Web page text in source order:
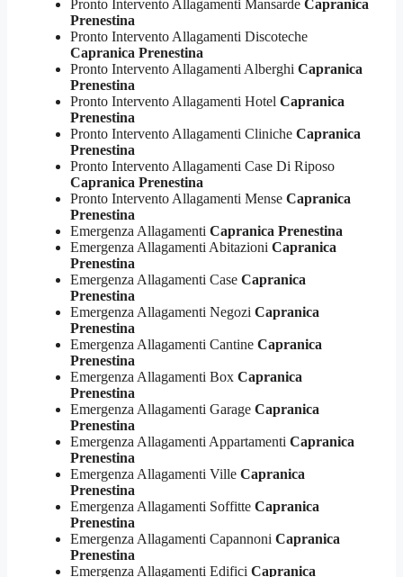
Pronto Intervento Allagamenti Mansarde Capranica
Prenestina
Pronto Intervento Allagamenti Discoteche
Capranica Prenestina
Pronto Intervento Allagamenti Alberghi Capranica
Prenestina
Pronto Intervento Allagamenti Hotel Capranica
Prenestina
Pronto Intervento Allagamenti Cliniche Capranica
Prenestina
Pronto Intervento Allagamenti Case Di Riposo
Capranica Prenestina
Pronto Intervento Allagamenti Mense Capranica
Prenestina
Emergenza Allagamenti Capranica Prenestina
Emergenza Allagamenti Abitazioni Capranica
Prenestina
Emergenza Allagamenti Case Capranica
Prenestina
Emergenza Allagamenti Negozi Capranica
Prenestina
Emergenza Allagamenti Cantine Capranica
Prenestina
Emergenza Allagamenti Box Capranica
Prenestina
Emergenza Allagamenti Garage Capranica
Prenestina
Emergenza Allagamenti Appartamenti Capranica
Prenestina
Emergenza Allagamenti Ville Capranica
Prenestina
Emergenza Allagamenti Soffitte Capranica
Prenestina
Emergenza Allagamenti Capannoni Capranica
Prenestina
Emergenza Allagamenti Edifici Capranica